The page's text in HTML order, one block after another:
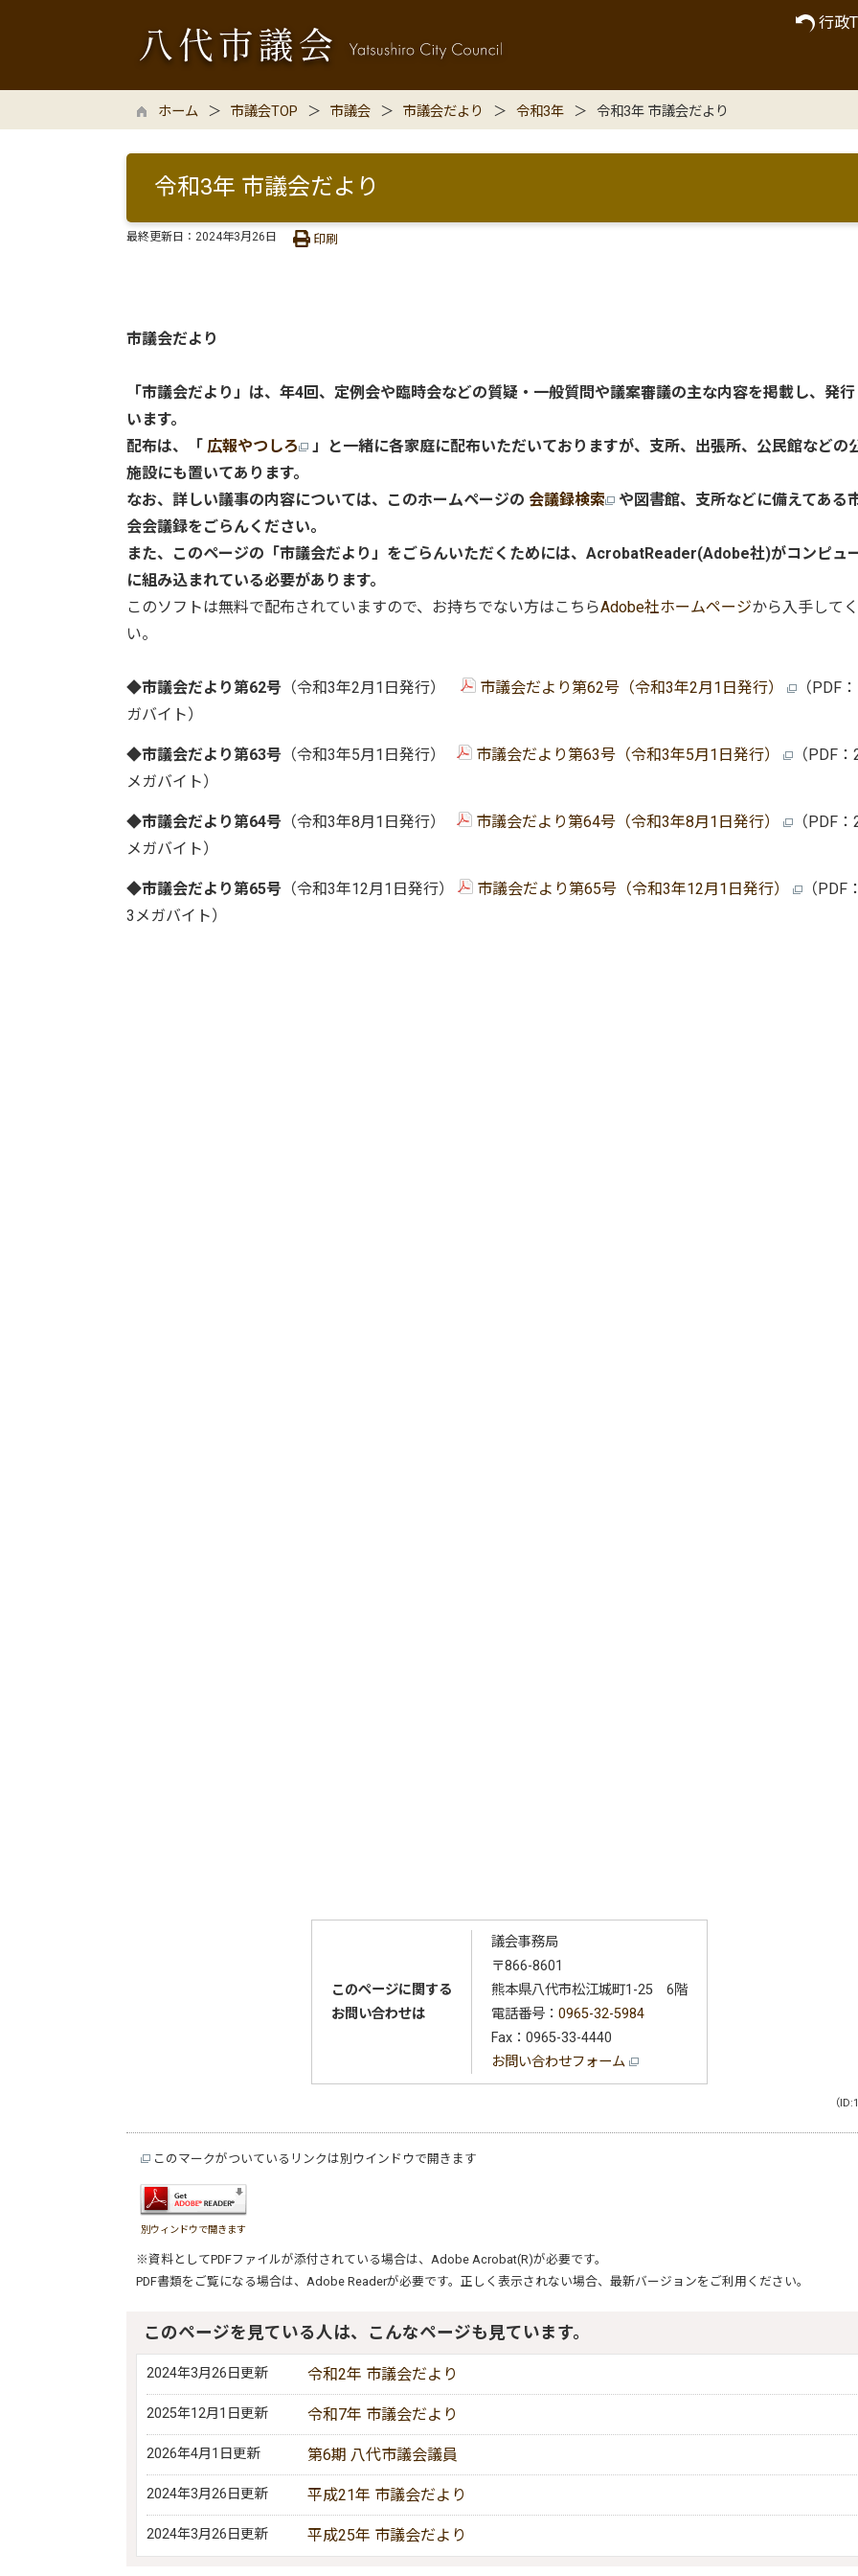
行政
ホーム 市議会TOP 市議会 市議会だより 令和3年 令和3年 市議会だより
令和3年 市議会だより
最終更新日： 2024年3月26日 印刷
市議会だより
「市議会だより」は、年4回、定例会や臨時会などの質疑・一般質問や議案審議の主な内容を掲載し、発
います。
配布は、「 広報やつしろ
」と一緒に各家庭に配布いただいておりますが、支所、出張所、公民館などの
施設にも置いてあります。
なお、詳しい議事の内容については、このホームページの 会議録検索
や図書館、支所などに備えてある
会会議録をごらんください。
また、このページの「市議会だより」をごらんいただくためには、AcrobatReader(Adobe社)がコンピュ
に組み込まれている必要があります。
このソフトは無料で配布されていますので、お持ちでない方はこちらAdobe社ホームページから入手して
い。
◆市議会だより第62号 （令和3年2月1日発行） 市議会だより第62号（令和3年2月1日発行）
（PDF
ガバイト）
◆市議会だより第63号 （令和3年5月1日発行） 市議会だより第63号（令和3年5月1日発行）
（PDF
メガバイト）
◆市議会だより第64号 （令和3年8月1日発行） 市議会だより第64号（令和3年8月1日発行）
（PDF
メガバイト）
◆市議会だより第65号 （令和3年12月1日発行） 市議会だより第65号（令和3年12月1日発行）
（PDF
3メガバイト）
このページに関する
お問い合わせは
議会事務局
〒866-8601
熊本県八代市松江城町1-25 6階
電話番号： 0965-32-5984
Fax：0965-33-4440
お問い合わせフォーム
（
このマークがついているリンクは別ウインドウで開きます
別ウィンドウで開きます
※資料としてPDFファイルが添付されている場合は、 Adobe Acrobat(R)が必要です。
PDF書類をご覧になる場合は、 Adobe Readerが必要です。正しく表示されない場合、最新バージョンをご利用ください。
このページを見ている人は、こんなページも見ています。
2024年3月26日更新 令和2年 市議会だより
2025年12月1日更新 令和7年 市議会だより
2026年4月1日更新 第6期 八代市議会議員
2024年3月26日更新 平成21年 市議会だより
2024年3月26日更新 平成25年 市議会だより